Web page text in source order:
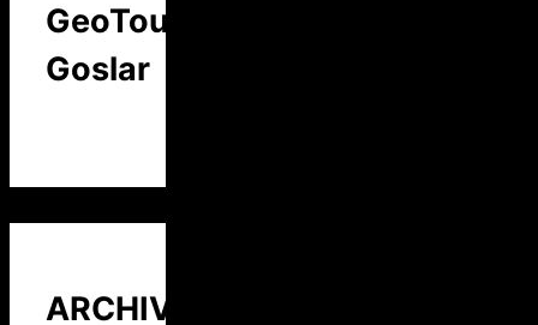
GeoTour
Goslar
ARCHIV